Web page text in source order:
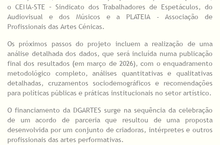
o CENA-STE – Sindicato dos Trabalhadores de Espetáculos, do
Audiovisual e dos Músicos e a PLATEIA - Associação de
Profissionais das Artes Cénicas.
Os próximos passos do projeto incluem a realização de uma
análise detalhada dos dados, que será incluída numa publicação
final dos resultados (em março de 2026), com o enquadramento
metodológico completo, análises quantitativas e qualitativas
detalhadas, cruzamentos sociodemográficos e recomendações
para políticas públicas e práticas institucionais no setor artístico.
O financiamento da DGARTES surge na sequência da celebração
de um acordo de parceria que resultou de uma proposta
desenvolvida por um conjunto de criadoras, intérpretes e outros
profissionais das artes performativas.